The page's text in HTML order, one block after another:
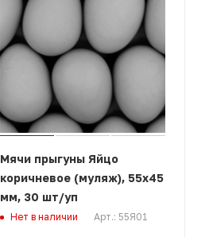
Мячи прыгуны Яйцо
коричневое (муляж), 55х45
мм, 30 шт/уп
Нет в наличии Арт.: 55Я01